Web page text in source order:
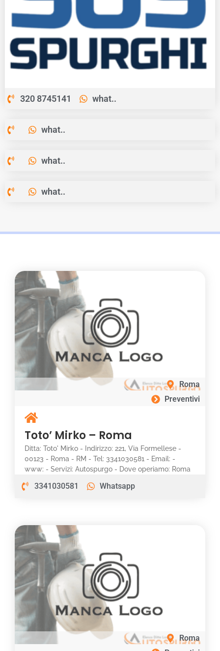
320 8745141 what..
what..
what..
what..
Roma
Preventivi
Toto’ Mirko – Roma
Ditta: Toto' Mirko - Indirizzo: 221, Via Formellese -
00123 - Roma - RM - Tel: 3341030581 - Email: -
www: - Servizi: Autospurgo - Dove operiamo: Roma
3341030581 Whatsapp
Roma